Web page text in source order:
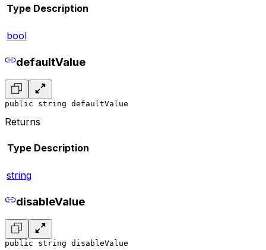
Type Description
bool
defaultValue
public string defaultValue
Returns
Type Description
string
disableValue
public string disableValue